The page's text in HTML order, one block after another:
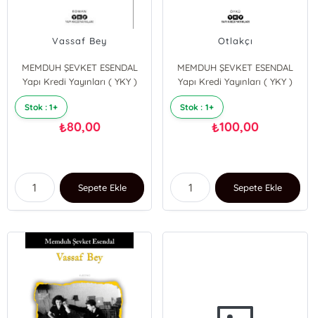
Vassaf Bey
MEMDUH ŞEVKET ESENDAL
Yapı Kredi Yayınları ( YKY )
Stok : 1+
₺80,00
Sepete Ekle
Otlakçı
MEMDUH ŞEVKET ESENDAL
Yapı Kredi Yayınları ( YKY )
Stok : 1+
₺100,00
Sepete Ekle